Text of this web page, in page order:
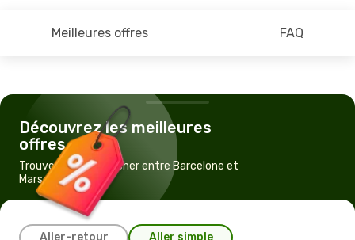
Meilleures offres FAQ
Découvrez les meilleures
offres
Trouvez un vol pas cher entre Barcelone et
Marseille
Aller-retour Aller simple